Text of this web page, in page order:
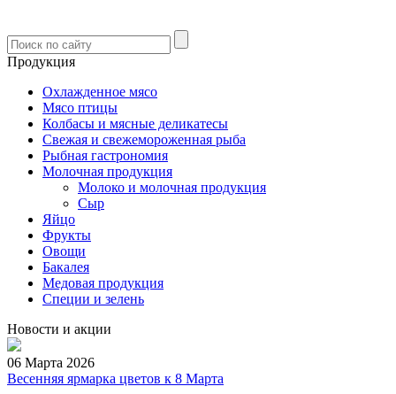
Продукция
Охлажденное мясо
Мясо птицы
Колбасы и мясные деликатесы
Свежая и свежемороженная рыба
Рыбная гастрономия
Молочная продукция
Молоко и молочная продукция
Сыр
Яйцо
Фрукты
Овощи
Бакалея
Медовая продукция
Специи и зелень
Новости и акции
06 Марта 2026
Весенняя ярмарка цветов к 8 Марта